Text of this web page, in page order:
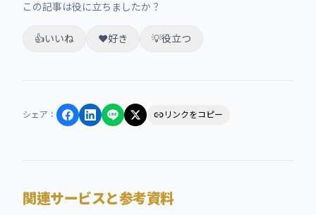
この記事は役に立ちましたか？
👍いいね ❤️好き 💡役立つ
シェア ： リンクをコピー
関連サービスと参考資料